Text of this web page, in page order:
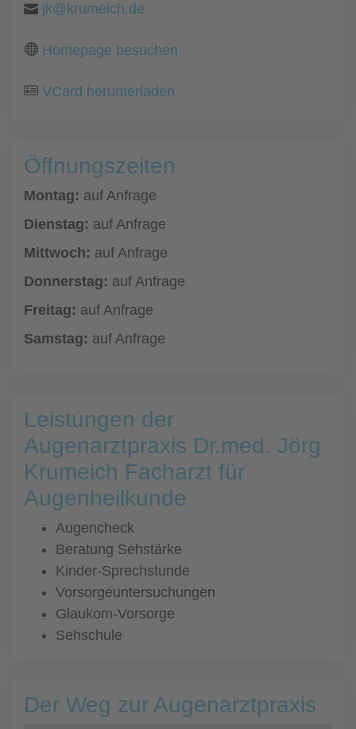
jk@krumeich.de
Homepage besuchen
VCard herunterladen
Öffnungszeiten
Montag: auf Anfrage
Dienstag: auf Anfrage
Mittwoch: auf Anfrage
Donnerstag: auf Anfrage
Freitag: auf Anfrage
Samstag: auf Anfrage
Leistungen der
Augenarztpraxis Dr.med. Jörg
Krumeich Facharzt für
Augenheilkunde
Augencheck
Beratung Sehstärke
Kinder-Sprechstunde
Vorsorgeuntersuchungen
Glaukom-Vorsorge
Sehschule
Der Weg zur Augenarztpraxis